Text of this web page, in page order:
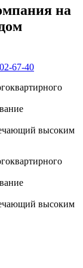
на
67-40
высоким
высоким